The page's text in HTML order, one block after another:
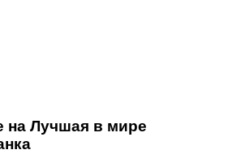
на Лучшая в мире